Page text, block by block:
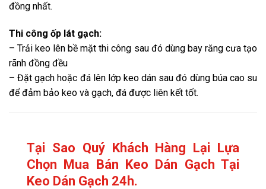
đồng nhất.
Thi công ốp lát gạch:
– Trải keo lên bề mặt thi công sau đó dùng bay răng cưa tạo
rãnh đồng đều
– Đặt gạch hoặc đá lên lớp keo dán sau đó dùng búa cao su
để đảm bảo keo và gạch, đá được liên kết tốt.
Tại Sao Quý Khách Hàng Lại Lựa
Chọn Mua Bán Keo Dán Gạch Tại
Keo Dán Gạch 24h.